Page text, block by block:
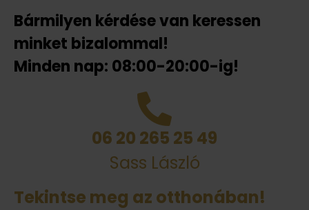
Bármilyen kérdése van keressen
minket bizalommal!
Minden nap: 08:00-20:00-ig!
06 20 265 25 49
Sass László
Tekintse meg az otthonában!